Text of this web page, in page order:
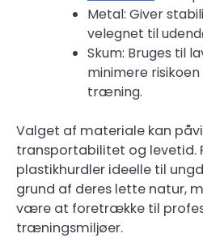
Metal: Giver
velegnet til
Skum: Bruges til
minimere
træning.
Valget af materiale kan
transportabilitet og levetid.
plastikhurdler ideelle til
grund af deres lette natur,
være at foretrække til
træningsmiljøer.